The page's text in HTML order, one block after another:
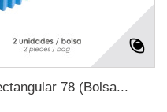
78 (Bolsa...